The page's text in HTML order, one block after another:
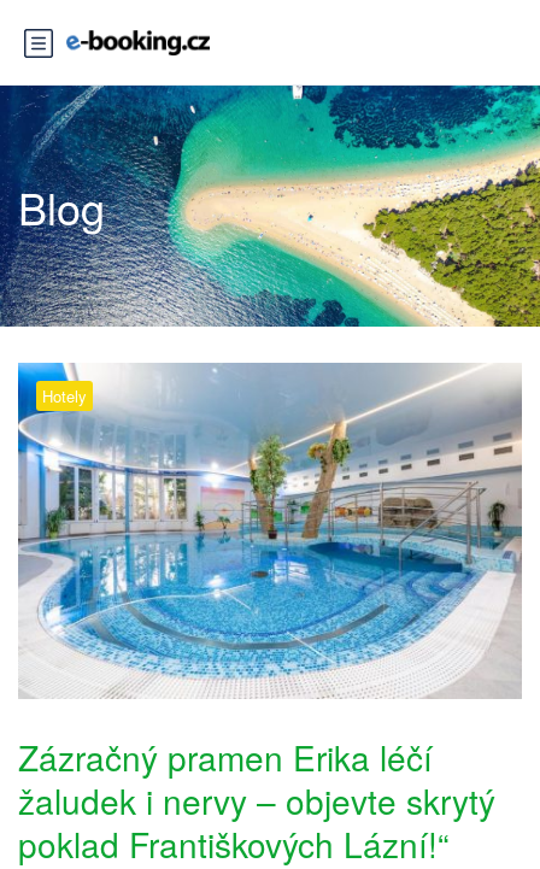
Blog
Hotely
Zázračný pramen Erika léčí
žaludek i nervy – objevte skrytý
poklad Františkových Lázní!“